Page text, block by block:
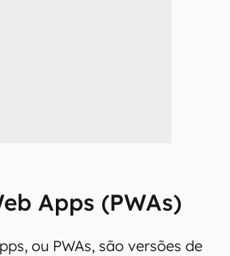
Apps (PWAs)
ou PWAs, são versões de